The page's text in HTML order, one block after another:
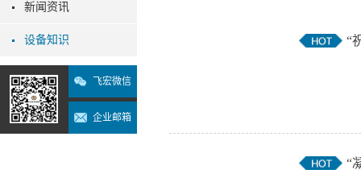
新闻资讯
设备知识
飞宏微信
企业邮箱
“
“